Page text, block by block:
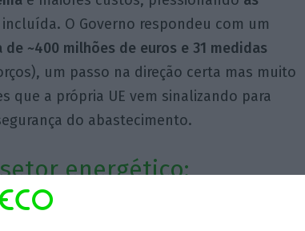
O Governo respondeu com um
~400 milhões de euros e 31 medidas
um passo na direção certa mas muito
que a própria UE vem sinalizando para
do abastecimento.
energético: